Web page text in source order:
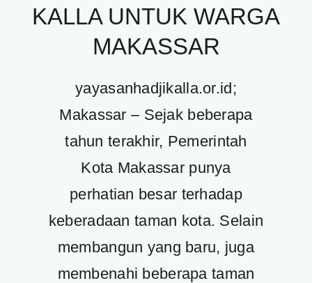
KALLA UNTUK WARGA
MAKASSAR
yayasanhadjikalla.or.id;
Makassar – Sejak beberapa
tahun terakhir, Pemerintah
Kota Makassar punya
perhatian besar terhadap
keberadaan taman kota. Selain
membangun yang baru, juga
membenahi beberapa taman